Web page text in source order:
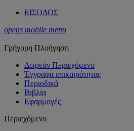
ΕΙΣΟΔΟΣ
opens mobile menu
Γρήγορη Πλοήγηση
Δωρεάν Περιεχόμενο
Έγγραφα επικαιρότητας
Περιοδικά
Βιβλία
Εφαρμογές
Περιεχόμενο